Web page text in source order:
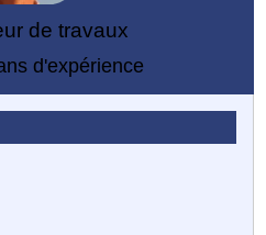
de travaux
d'expérience